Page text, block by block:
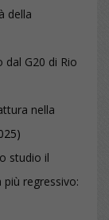
della
dal G20 di Rio
nella
studio il
regressivo: